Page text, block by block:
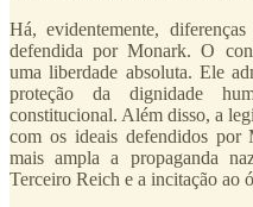
Há, evidentemente,
defendida por Monark. O
uma liberdade absoluta. Ele
proteção da dignidade
constitucional. Além disso, a
com os ideais defendidos por
mais ampla a propaganda
Terceiro Reich e a incitação ao